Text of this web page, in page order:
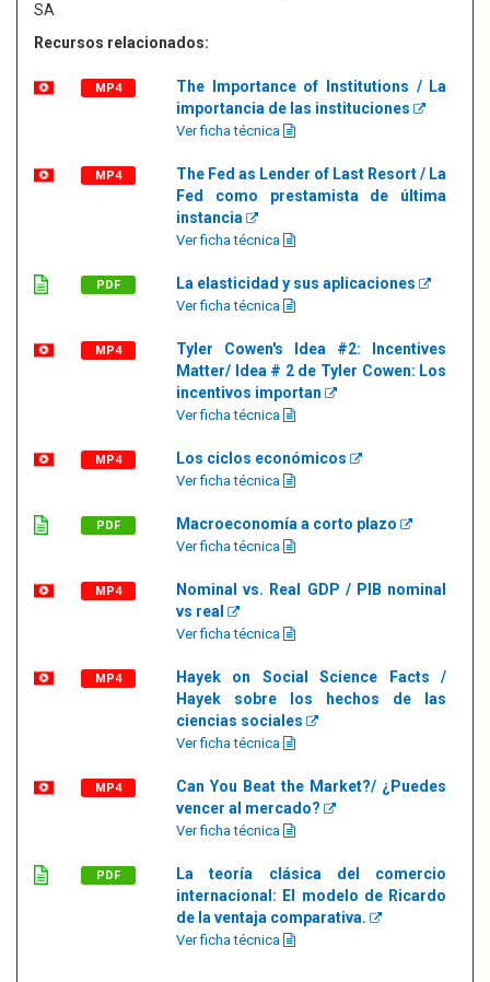
SA
Recursos relacionados:
MP4
The Importance of Institutions / La
importancia de las instituciones
Ver ficha técnica
MP4
The Fed as Lender of Last Resort / La
Fed como prestamista de última
instancia
Ver ficha técnica
PDF La elasticidad y sus aplicaciones
Ver ficha técnica
MP4
Tyler Cowen's Idea #2: Incentives
Matter/ Idea # 2 de Tyler Cowen: Los
incentivos importan
Ver ficha técnica
MP4 Los ciclos económicos
Ver ficha técnica
PDF Macroeconomía a corto plazo
Ver ficha técnica
MP4
Nominal vs. Real GDP / PIB nominal
vs real
Ver ficha técnica
MP4
Hayek on Social Science Facts /
Hayek sobre los hechos de las
ciencias sociales
Ver ficha técnica
MP4
Can You Beat the Market?/ ¿Puedes
vencer al mercado?
Ver ficha técnica
PDF
La teoría clásica del comercio
internacional: El modelo de Ricardo
de la ventaja comparativa.
Ver ficha técnica